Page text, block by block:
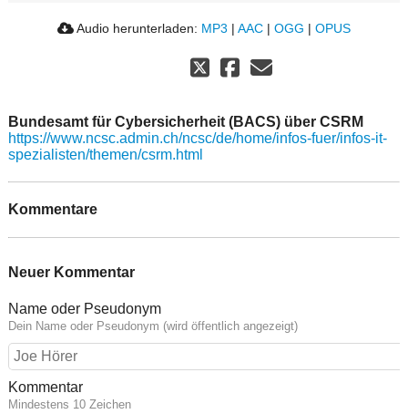
Audio herunterladen: MP3 | AAC | OGG | OPUS
Bundesamt für Cybersicherheit (BACS) über CSRM
https://www.ncsc.admin.ch/ncsc/de/home/infos-fuer/infos-it-
spezialisten/themen/csrm.html
Kommentare
Neuer Kommentar
Name oder Pseudonym
Dein Name oder Pseudonym (wird öffentlich angezeigt)
Kommentar
Mindestens 10 Zeichen